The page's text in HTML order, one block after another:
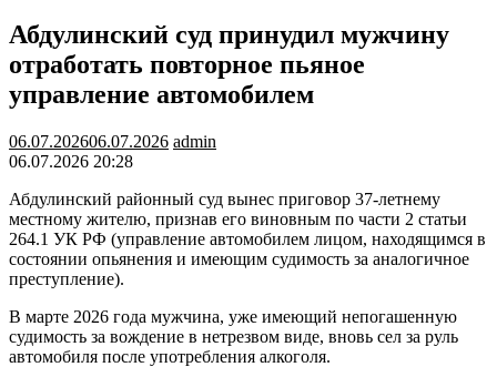
Абдулинский суд принудил мужчину
отработать повторное пьяное
управление автомобилем
06.07.202606.07.2026 admin
06.07.2026 20:28
Абдулинский районный суд вынес приговор 37-летнему
местному жителю, признав его виновным по части 2 статьи
264.1 УК РФ (управление автомобилем лицом, находящимся в
состоянии опьянения и имеющим судимость за аналогичное
преступление).
В марте 2026 года мужчина, уже имеющий непогашенную
судимость за вождение в нетрезвом виде, вновь сел за руль
автомобиля после употребления алкоголя.